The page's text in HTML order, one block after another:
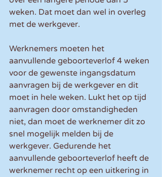
weken. Dat moet dan wel in overleg
met de werkgever.
Werknemers moeten het
aanvullende geboorteverlof 4 weken
voor de gewenste ingangsdatum
aanvragen bij de werkgever en dit
moet in hele weken. Lukt het op tijd
aanvragen door omstandigheden
niet, dan moet de werknemer dit zo
snel mogelijk melden bij de
werkgever. Gedurende het
aanvullende geboorteverlof heeft de
werknemer recht op een uitkering in